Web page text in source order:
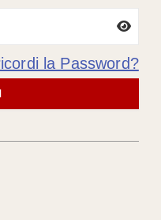
la Password?